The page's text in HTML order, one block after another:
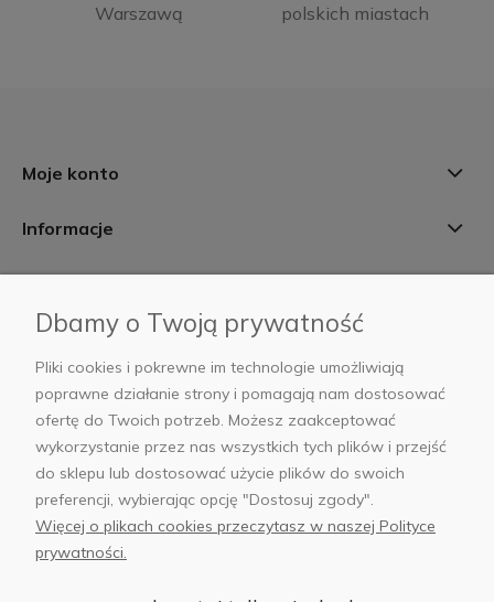
Warszawą
polskich miastach
Moje konto
Informacje
AB Foto
sklep@abfoto.pl
+48 797 971 275
Dbamy o Twoją prywatność
Pliki cookies i pokrewne im technologie umożliwiają
poprawne działanie strony i pomagają nam dostosować
ofertę do Twoich potrzeb. Możesz zaakceptować
wykorzystanie przez nas wszystkich tych plików i przejść
do sklepu lub dostosować użycie plików do swoich
preferencji, wybierając opcję "Dostosuj zgody".
Więcej o plikach cookies przeczytasz w naszej Polityce
prywatności.